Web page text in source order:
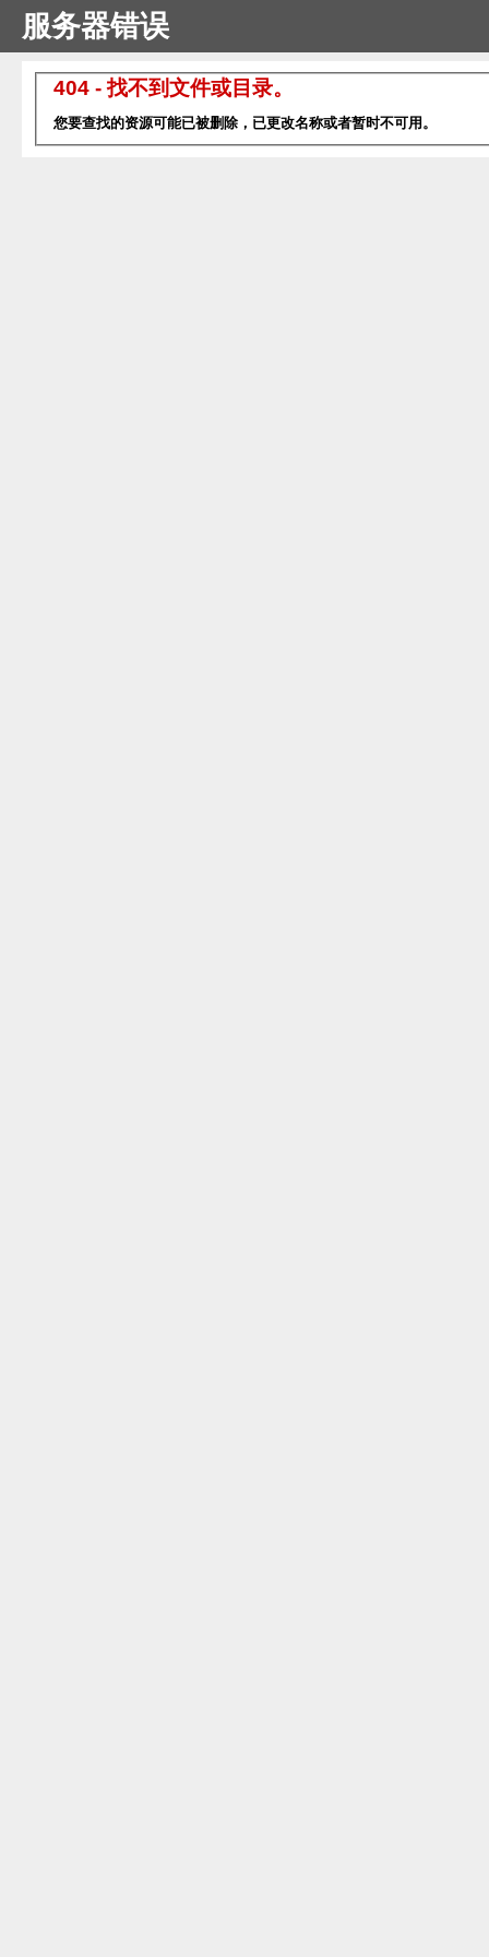
服务器错误
404 - 找不到文件或目录。
您要查找的资源可能已被删除，已更改名称或者暂时不可用。